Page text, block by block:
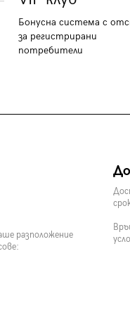
Бонусна система с
за регистрирани
потребители
разположение